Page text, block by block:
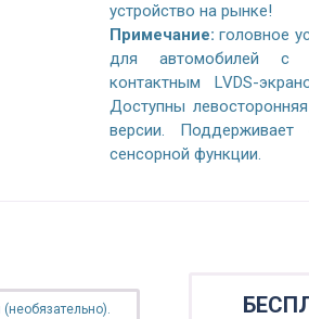
устройство на рынке!
Примечание: головное
для автомобилей с
контактным LVDS-
Доступны
версии. Поддерживает
сенсорной функции.